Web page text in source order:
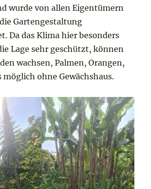
wurde von allen Eigentümern
Gartengestaltung
Da das Klima hier besonders
Lage sehr geschützt, können
wachsen, Palmen, Orangen,
möglich ohne Gewächshaus.